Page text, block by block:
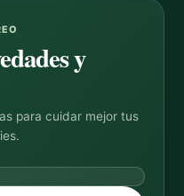
y
para cuidar mejor tus